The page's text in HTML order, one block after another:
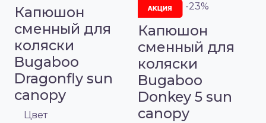
Капюшон
сменный для
коляски
Bugaboo
Dragonfly sun
canopy
Цвет
-23%
Капюшон
сменный для
коляски
Bugaboo
Donkey 5 sun
canopy